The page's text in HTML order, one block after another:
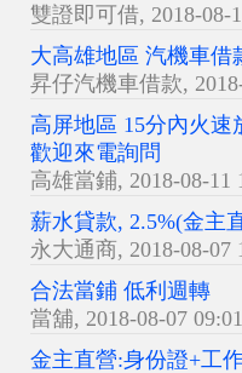
雙證即可借, 2018-08-
大高雄地區 汽機車借
昇仔汽機車借款,
高屏地區 15分內火速
歡迎來電詢問
高雄當鋪, 2018-08-11
薪水貸款, 2.5%(金主
永大通商, 2018-08-07
合法當鋪 低利週轉
當舖, 2018-08-07
金主直營:身份證+工